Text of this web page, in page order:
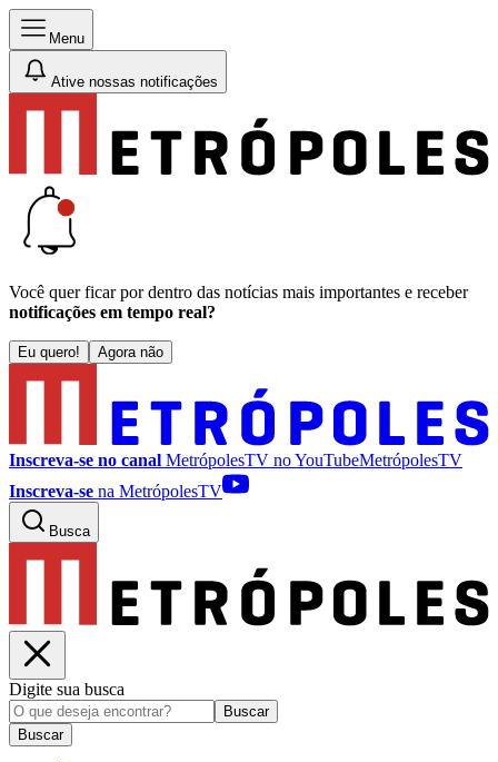
Menu
Ative nossas notificações
Você quer ficar por dentro das notícias mais importantes e receber
notificações em tempo real?
Eu quero! Agora não
Inscreva-se no canal MetrópolesTV noYouTubeMetrópolesTV
Inscreva-se na MetrópolesTV
Busca
Digite sua busca
Buscar
Buscar